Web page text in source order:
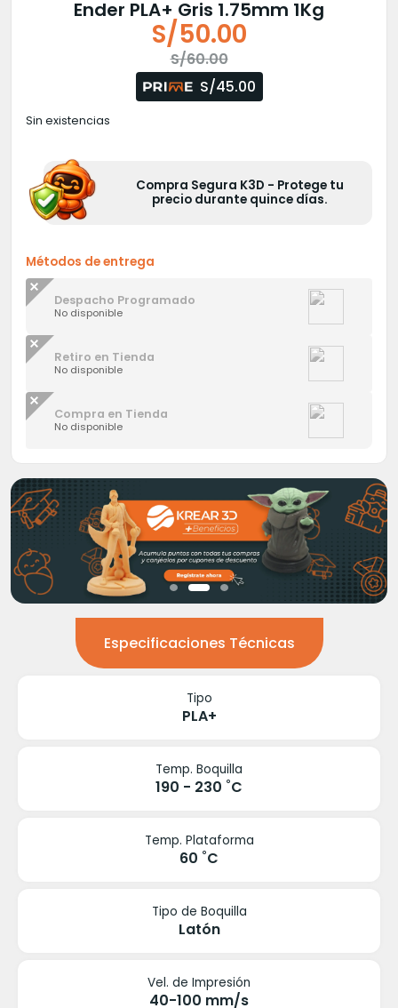
Ender PLA+ Gris 1.75mm 1Kg
S/60.00
original
era:
S/60.00.
S/50.00
actual
es:
S/50.00.
S/45.00
Sin existencias
Compra Segura K3D - Protege tu
precio durante quince días.
Métodos de entrega
Despacho Programado
No disponible
Retiro en Tienda
No disponible
Compra en Tienda
No disponible
Especificaciones Técnicas
Tipo
PLA+
Temp. Boquilla
190 - 230 ˚C
Temp. Plataforma
60 ˚C
Tipo de Boquilla
Latón
Vel. de Impresión
40-100 mm/s